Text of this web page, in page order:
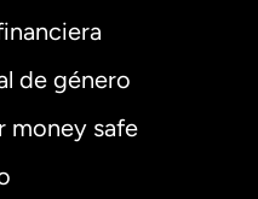
de género
money safe
Alemania